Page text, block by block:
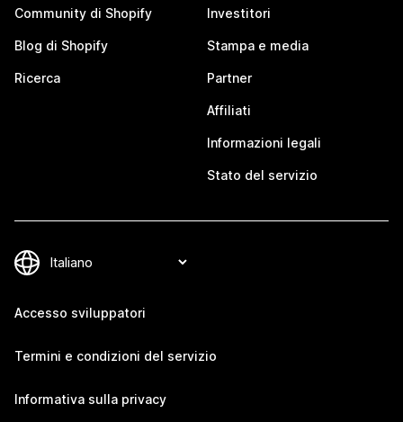
Community di Shopify
Blog di Shopify
Ricerca
Investitori
Stampa e media
Partner
Affiliati
Informazioni legali
Stato del servizio
Accesso sviluppatori
Termini e condizioni del servizio
Informativa sulla privacy